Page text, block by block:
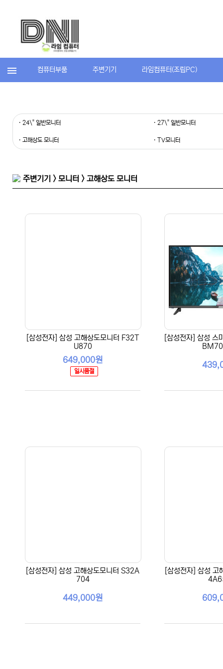
컴퓨터부품 주변기기 라임컴퓨터(조립PC)
· 24\" 일반모니터 · 27\" 일반모니터
· 고해상도 모니터 · TV모니터
주변기기 > 모니터 > 고해상도 모니터
[삼성전자] 삼성 고해상도모니터 F32T
U870
649,000원
일시품절
[삼성전자] 삼성
[삼성전자] 삼성 고해상도모니터 S32A
704
449,000원
[삼성전자] 삼성 고